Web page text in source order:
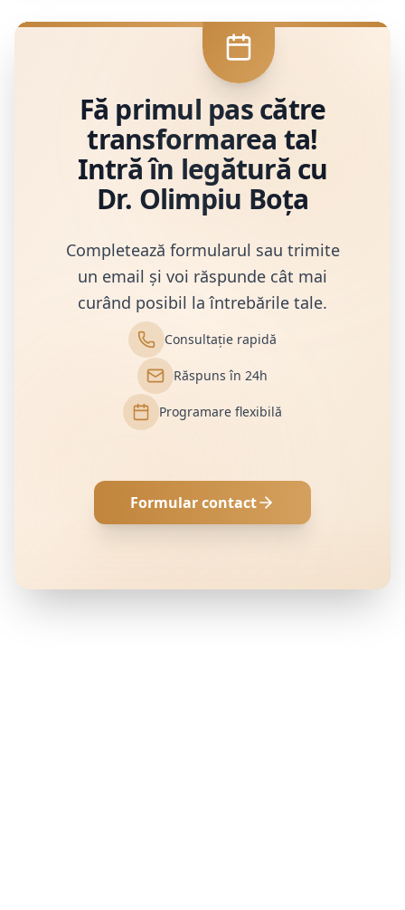
Fă primul pas către
transformarea ta!
Intră în legătură cu
Dr. Olimpiu Boța
Completează formularul sau trimite
un email și voi răspunde cât mai
curând posibil la întrebările tale.
Consultație rapidă
Răspuns în 24h
Programare flexibilă
Formular contact